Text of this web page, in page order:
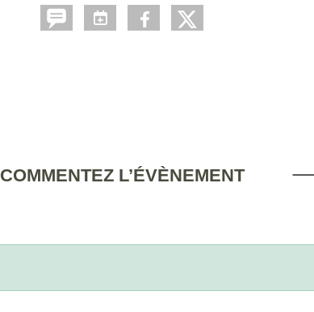
COMMENTEZ L’ÉVÈNEMENT